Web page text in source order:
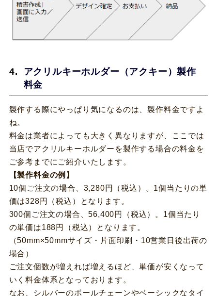
アクリルキーホルダー（アクキー）製作
料金
製作する際にやっぱり気になるのは、製作料金ですよ
ね。
料金は業者によっても大きく異なりますが、ここでは
当店でアクリルキーホルダーを製作する場合の料金を
ご参考までにご紹介いたします。
【製作料金の例】
10個ご注文の場合、3,280円（税込）。1個当たりの単
価は328円（税込）となります。
300個ご注文の場合、56,400円（税込）。1個当たり
の単価は188円（税込）となります。
（50mm×50mmサイズ・片面印刷・10営業日後出荷の
場合）
ご注文個数が増えれば増えるほど、単価が安くなって
いく料金体系となっております。
なお、シルバーのボールチェーンやベーシックなタイ